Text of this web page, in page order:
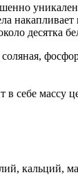
десятка
в себе массу
кальций,